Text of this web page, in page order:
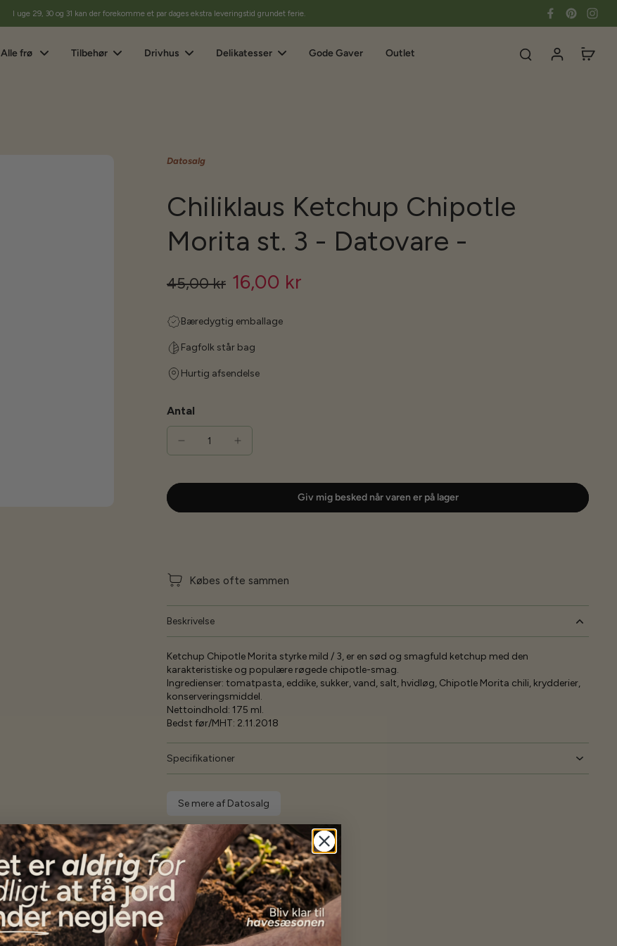
I uge 29, 30 og 31 kan der forekomme et par dages ekstra leveringstid grundet ferie.
Alle frø Tilbehør Drivhus Delikatesser Gode Gaver Outlet
Datosalg
Chiliklaus Ketchup Chipotle
Morita st. 3 - Datovare -
45,00 kr 16,00 kr
Bæredygtig emballage
Fagfolk står bag
Hurtig afsendelse
Antal
Giv mig besked når varen er på lager
Købes ofte sammen
Beskrivelse
Ketchup Chipotle Morita styrke mild / 3, er en sød og smagfuld ketchup med den
karakteristiske og populære røgede chipotle-smag.
Ingredienser: tomatpasta, eddike, sukker, vand, salt, hvidløg, Chipotle Morita chili, krydderier,
konserveringsmiddel.
Nettoindhold: 175 ml.
Bedst før/MHT: 2.11.2018
Specifikationer
Se mere af Datosalg
Vores kunder siger...